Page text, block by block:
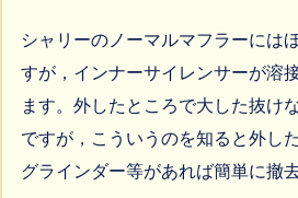
シャリーのノーマルマフラーには
すが，インナーサイレンサーが溶
ます。外したところで大した抜け
ですが，こういうのを知ると外し
グラインダー等があれば簡単に撤